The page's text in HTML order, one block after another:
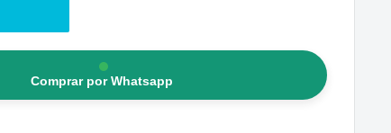
Comprar por Whatsapp